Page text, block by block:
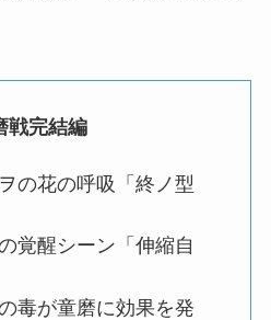
戦完結編
の花の呼吸「終ノ型
覚醒シーン「伸縮自
毒が童磨に効果を発